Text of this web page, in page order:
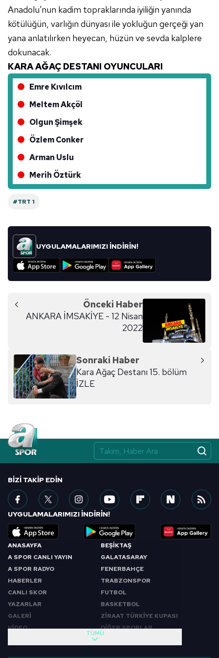
vasıtasıyla belirleyebilirsiniz. Çerezlere ilişkin detaylı bilgi
için Ayarlar butonuna tıklayabilir,
Çerez Bilgilendirme
6698 sayılı Kişisel Verilerin Korunması Kanunu uyarınca
hazırlanmış Aydınlatma Metnimizi okumak ve sitemizde
ilgili mevzuata uygun olarak kullanılan çerezlerle ilgili bilgi
almak için lütfentıklayınız
Anadolu'nun kadim topraklarında iyiliğin yanında
kötülüğün, varlığın dünyası ile yokluğun gerçeği yan
yana anlatılırken heyecan, hüzün ve sevda kalplere
dokunacak.
KARA AĞAÇ DESTANI OYUNCULARI
Emre Kıvılcım
Meltem Akçöl
Olgun Şimşek
Özlem Conker
Arman Uslu
Merih Öztürk
#TRT 1
UYGULAMALARIMIZI İNDİRİN!
Önceki Haber
ANKARA İMSAKİYE - 12 Nisan
2022
Sonraki Haber
Kara Ağaç Destanı 15. bölüm
İZLE
ANASAYFA
A SPOR CANLI YAYIN
A SPOR RADYO
HABERLER
CANLI SKOR
YAZARLAR
GALERİ
VİDEO
BEŞİKTAŞ
GALATASARAY
FENERBAHÇE
TRABZONSPOR
FUTBOL
BASKETBOL
ZİRAAT TÜRKİYE KUPASI
DİĞER SPORLAR
TÜMÜ
BIZI TAKIP EDIN
UYGULAMALARIMIZI İNDİRİN!